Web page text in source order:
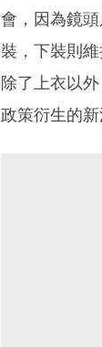
會，因為鏡
裝，下裝則
除了上衣以
政策衍生的新